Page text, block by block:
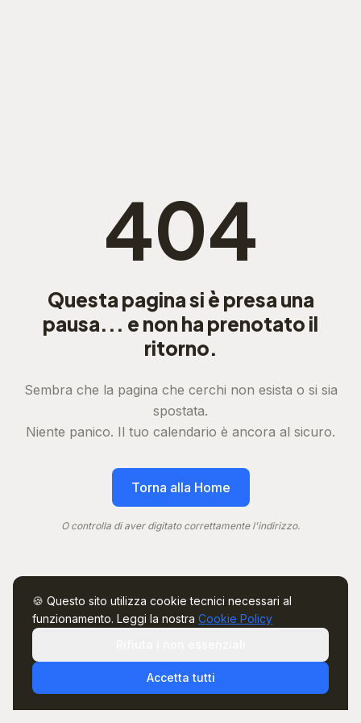
404
Questa pagina si è presa una
pausa... e non ha prenotato il
ritorno.
Sembra che la pagina che cerchi non esista o si sia
spostata.
Niente panico. Il tuo calendario è ancora al sicuro.
Torna alla Home
O controlla di aver digitato correttamente l'indirizzo.
🍪 Questo sito utilizza cookie tecnici necessari al
funzionamento. Leggi la nostra Cookie Policy
Accetta tutti